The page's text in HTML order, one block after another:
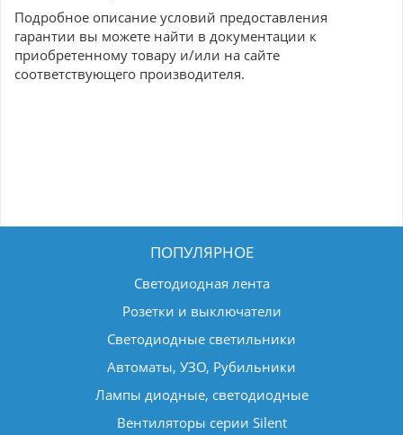
Подробное описание условий предоставления
гарантии вы можете найти в документации к
приобретенному товару и/или на сайте
соответствующего производителя.
ПОПУЛЯРНОЕ
Светодиодная лента
Розетки и выключатели
Светодиодные светильники
Автоматы, УЗО, Рубильники
Лампы диодные, светодиодные
Вентиляторы серии Silent